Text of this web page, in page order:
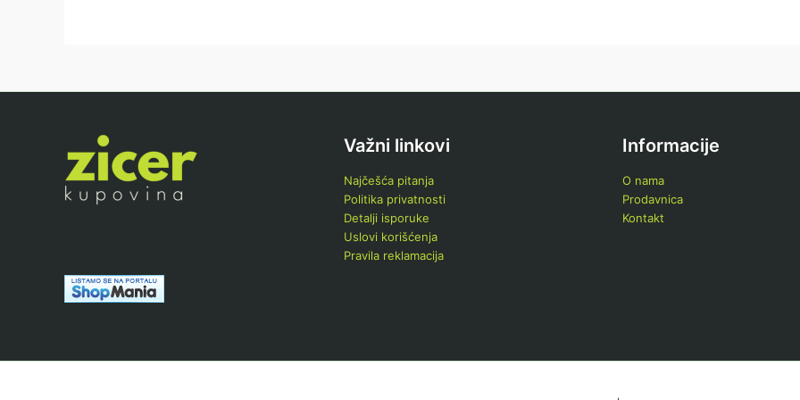
Važni linkovi
Najčešća pitanja
Politika privatnosti
Detalji isporuke
Uslovi korišćenja
Pravila reklamacija
Informacije
O nama
Prodavnica
Kontakt